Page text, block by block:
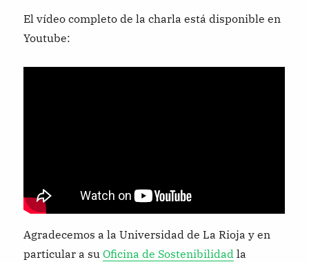
El vídeo completo de la charla está disponible en
Youtube:
Agradecemos a la Universidad de La Rioja y en
particular a suOficina de Sostenibilidad la